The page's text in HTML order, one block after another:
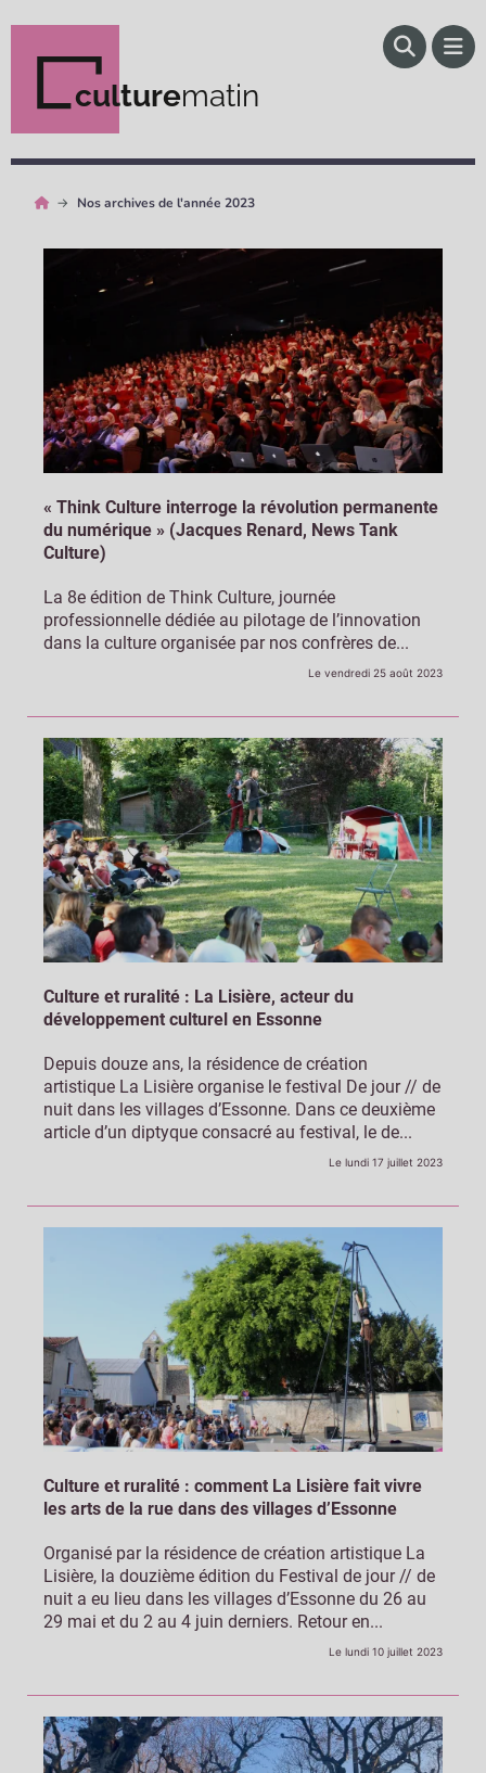
culturematin
Nos archives de l'année 2023
« Think Culture interroge la révolution permanente
du numérique » (Jacques Renard, News Tank
Culture)
La 8e édition de Think Culture, journée
professionnelle dédiée au pilotage de l’innovation
dans la culture organisée par nos confrères de...
Le vendredi 25 août 2023
Culture et ruralité : La Lisière, acteur du
développement culturel en Essonne
Depuis douze ans, la résidence de création
artistique La Lisière organise le festival De jour // de
nuit dans les villages d’Essonne. Dans ce deuxième
article d’un diptyque consacré au festival, le de...
Le lundi 17 juillet 2023
Culture et ruralité : comment La Lisière fait vivre
les arts de la rue dans des villages d’Essonne
Organisé par la résidence de création artistique La
Lisière, la douzième édition du Festival de jour // de
nuit a eu lieu dans les villages d’Essonne du 26 au
29 mai et du 2 au 4 juin derniers. Retour en...
Le lundi 10 juillet 2023